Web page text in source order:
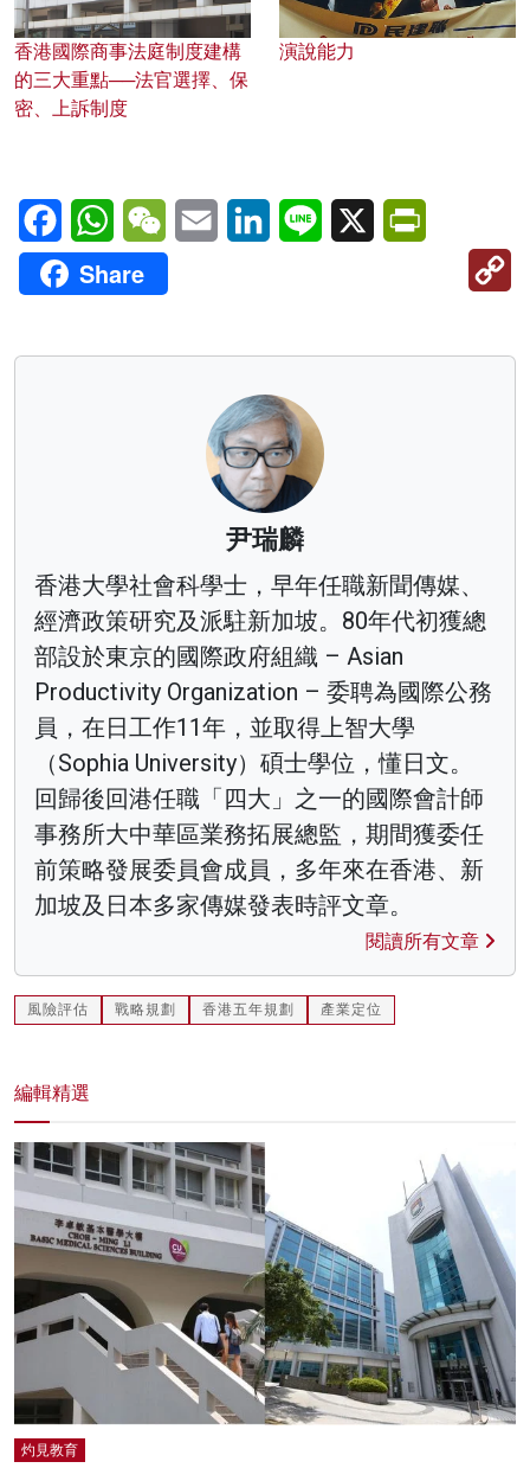
香港國際商事法庭制度建構
的三大重點──法官選擇、保
密、上訴制度
演說能力
FacebookWhatsAppWeChatEmail LinkedInLine X
Share
尹瑞麟
香港大學社會科學士，早年任職新聞傳媒、
經濟政策研究及派駐新加坡。80年代初獲總
部設於東京的國際政府組織 – Asian
Productivity Organization – 委聘為國際公務
員，在日工作11年，並取得上智大學
（Sophia University）碩士學位，懂日文。
回歸後回港任職「四大」之一的國際會計師
事務所大中華區業務拓展總監，期間獲委任
前策略發展委員會成員，多年來在香港、新
加坡及日本多家傳媒發表時評文章。
閱讀所有文章
風險評估 戰略規劃 香港五年規劃 產業定位
編輯精選
灼見教育